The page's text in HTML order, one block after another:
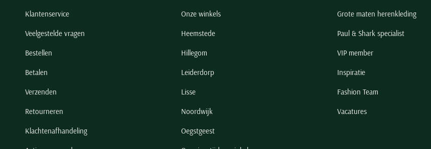
Klantenservice
Veelgestelde vragen
Bestellen
Betalen
Verzenden
Retourneren
Klachtenafhandeling
Onze winkels
Heemstede
Hillegom
Leiderdorp
Lisse
Noordwijk
Oegstgeest
Grote maten herenkleding
Paul & Shark specialist
VIP member
Inspiratie
Fashion Team
Vacatures